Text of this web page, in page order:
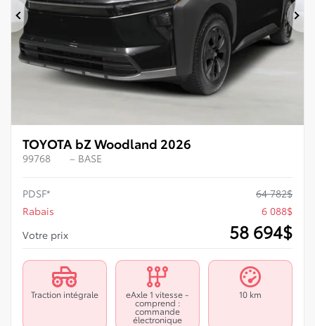
Précédent
TOYOTA bZ Woodland 2026
99768 – BASE
PDSF* 64 782$
Rabais
6 088$
Votre prix
58 694$
Traction intégrale eAxle 1 vitesse -
comprend :
commande
électronique
10 km